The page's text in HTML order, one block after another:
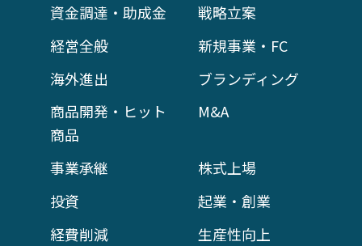
資金調達・助成金
戦略立案
経営全般
新規事業・FC
海外進出
ブランディング
商品開発・ヒット
商品
M&A
事業承継
株式上場
投資
起業・創業
経費削減
生産性向上